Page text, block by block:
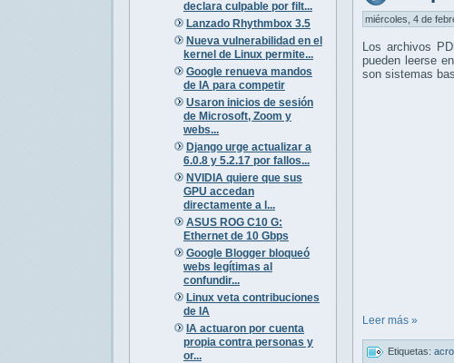
declara culpable por filt...
Lanzado Rhythmbox 3.5
Nueva vulnerabilidad en el
kernel de Linux permite...
Google renueva mandos
de IA para competir
Usaron inicios de sesión
de Microsoft, Zoom y
webs...
Django urge actualizar a
6.0.8 y 5.2.17 por fallos...
NVIDIA quiere que sus
GPU accedan
directamente a l...
ASUS ROG C10 G:
Ethernet de 10 Gbps
Google Blogger bloqueó
webs legítimas al
confundir...
Linux veta contribuciones
de IA
IA actuaron por cuenta
propia contra personas y
or...
miércoles, 4 de
Los archivos
pueden leerse
son sistemas
Leer más »
Etiquetas: